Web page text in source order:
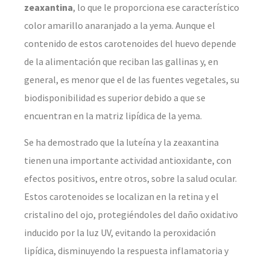
zeaxantina, lo que le proporciona ese característico
color amarillo anaranjado a la yema. Aunque el
contenido de estos carotenoides del huevo depende
de la alimentación que reciban las gallinas y, en
general, es menor que el de las fuentes vegetales, su
biodisponibilidad es superior debido a que se
encuentran en la matriz lipídica de la yema.
Se ha demostrado que la luteína y la zeaxantina
tienen una importante actividad antioxidante, con
efectos positivos, entre otros, sobre la salud ocular.
Estos carotenoides se localizan en la retina y el
cristalino del ojo, protegiéndoles del daño oxidativo
inducido por la luz UV, evitando la peroxidación
lipídica, disminuyendo la respuesta inflamatoria y